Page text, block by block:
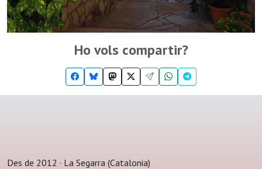
Ho vols compartir?
Des de 2012 · La Segarra (Catalonia)